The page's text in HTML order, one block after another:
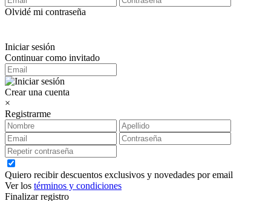
Olvidé mi contraseña
Iniciar sesión
Continuar como invitado
Crear una cuenta
×
Registrarme
Quiero recibir descuentos exclusivos y novedades por email
Ver los términos y condiciones
Finalizar registro